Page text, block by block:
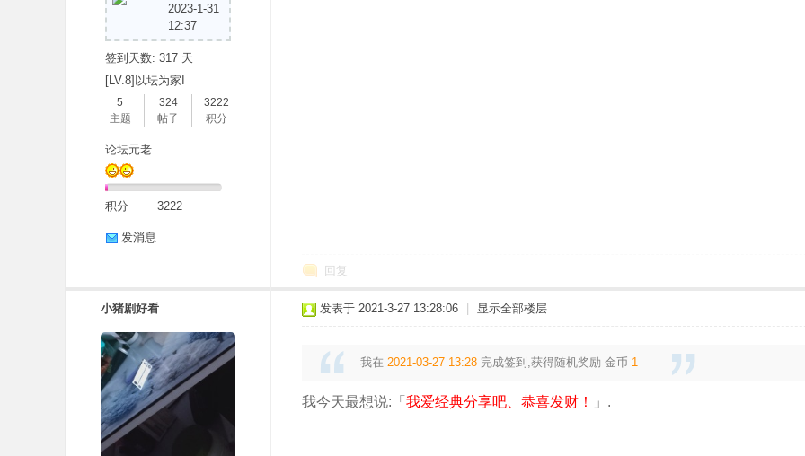
2023-1-31
12:37
签到天数: 317 天
[LV.8]以坛为家I
5
主题
324
帖子
3222
积分
论坛元老
积分 3222
发消息
回复
小猪剧好看 发表于 2021-3-27 13:28:06 显示全部楼层
我在 2021-03-27 13:28 完成签到,获得随机奖励 金币 1
我今天最想说:「 我爱经典分享吧、恭喜发财！ 」.